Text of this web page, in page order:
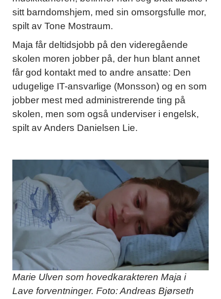
sitt barndomshjem, med sin omsorgsfulle mor,
spilt av Tone Mostraum.
Maja får deltidsjobb på den videregående
skolen moren jobber på, der hun blant annet
får god kontakt med to andre ansatte: Den
udugelige IT-ansvarlige (Monsson) og en som
jobber mest med administrerende ting på
skolen, men som også underviser i engelsk,
spilt av Anders Danielsen Lie.
Marie Ulven som hovedkarakteren Maja i
Lave forventninger. Foto: Andreas Bjørseth